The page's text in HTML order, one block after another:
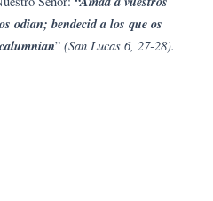
odian; bendecid a los que os
” (San Lucas 6, 27-28).